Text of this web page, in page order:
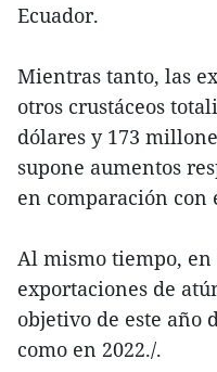
Ecuador.
Mientras tanto, las
otros crustáceos
dólares y 173
supone aumentos
en comparación con
Al mismo tiempo,
exportaciones de
objetivo de este año
como en 2022./.